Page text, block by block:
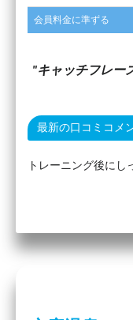
会員料金に準ずる
キャッチフレー
最新の口コミコメ
トレーニング後に